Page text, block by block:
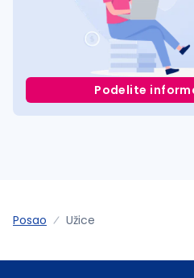
Podelite
Posao Užice